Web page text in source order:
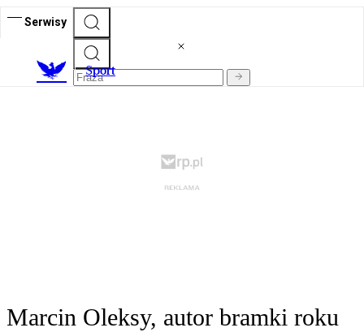
Serwisy
Sport
Marcin Oleksy, autor bramki roku